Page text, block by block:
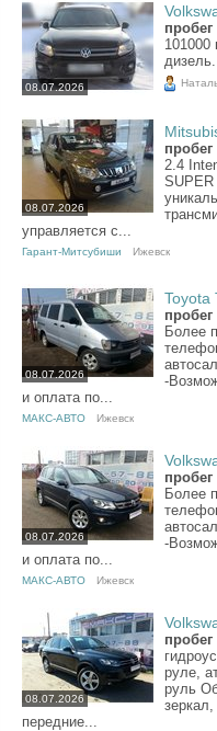
08.07.2026
101000
08.07.2026
2.4
управляется с...
Гарант-Митсубиши Ижевск
08.07.2026
Toyota
Более
-
и оплата по...
МАКС-АВТО Ижевск
08.07.2026
Более
-
и оплата по...
МАКС-АВТО Ижевск
08.07.2026
руле,
руль
передние...